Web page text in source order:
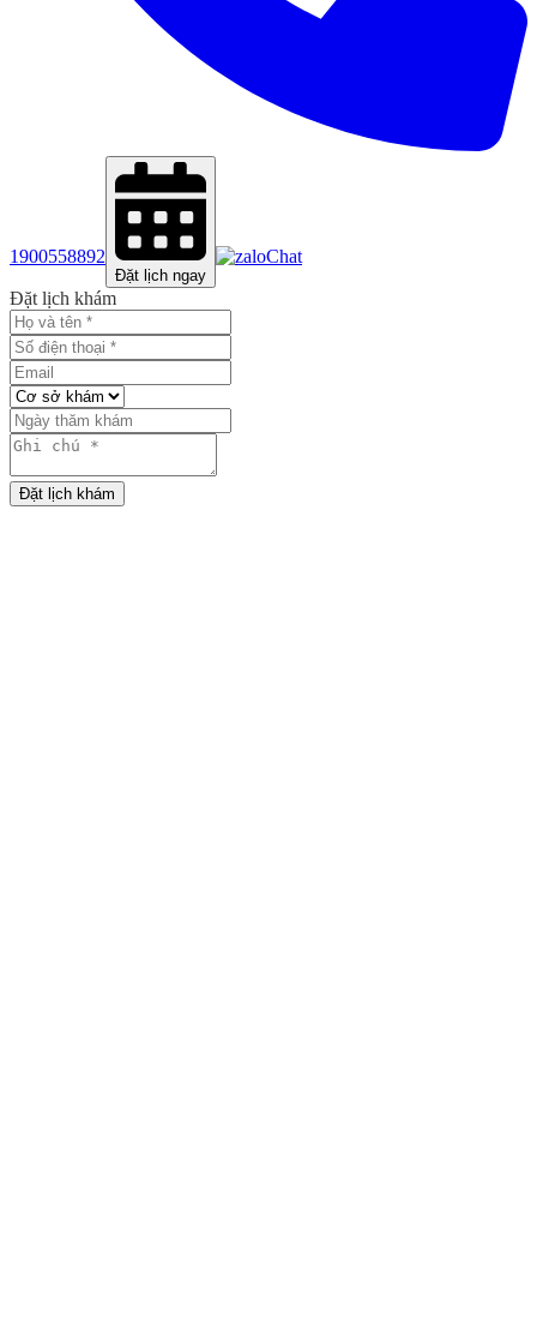
1900558892
Đặt lịch ngay
Chat
Đặt lịch khám
Đặt lịch khám